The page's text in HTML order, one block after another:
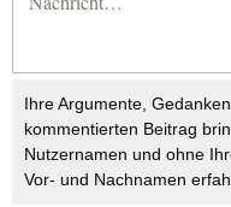
Ihre Argumente,
kommentierten Beitrag
Nutzernamen und ohne
Vor- und Nachnamen